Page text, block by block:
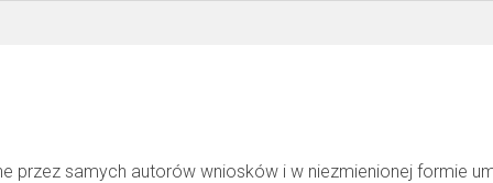
przez samych autorów wniosków i w niezmienionej formie